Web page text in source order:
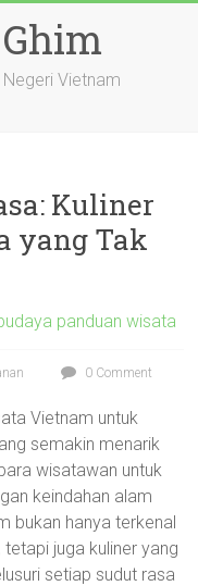
Vietnam
Kuliner
yang Tak
panduan wisata
0 Comment
Vietnam untuk
semakin menarik
wisatawan untuk
keindahan alam
bukan hanya terkenal
juga kuliner yang
setiap sudut rasa